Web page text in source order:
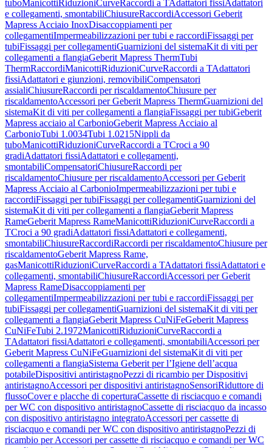
tuboManicottiRiduzioniCurveRaccordi a TAdattatori fissiAdattatori
e collegamenti, smontabiliChiusureRaccordiAccessori Geberit
Mapress Acciaio InoxDisaccoppiamenti per
collegamentiImpermeabilizzazioni per tubi e raccordiFissaggi per
tubiFissaggi per collegamentiGuarnizioni del sistemaKit di viti per
collegamenti a flangiaGeberit Mapress ThermTubi
ThermRaccordiManicottiRiduzioniCurveRaccordi a TAdattatori
fissiAdattatori e giunzioni, removibiliCompensatori
assialiChiusureRaccordi per riscaldamentoChiusure per
riscaldamentoAccessori per Geberit Mapress ThermGuarnizioni del
sistemaKit di viti per collegamenti a flangiaFissaggi per tubiGeberit
Mapress acciaio al CarbonioGeberit Mapress Acciaio al
CarbonioTubi 1.0034Tubi 1.0215Nippli da
tuboManicottiRiduzioniCurveRaccordi a TCroci a 90
gradiAdattatori fissiAdattatori e collegamenti,
smontabiliCompensatoriChiusureRaccordi per
riscaldamentoChiusure per riscaldamentoAccessori per Geberit
Mapress Acciaio al CarbonioImpermeabilizzazioni per tubi e
raccordiFissaggi per tubiFissaggi per collegamentiGuarnizioni del
sistemaKit di viti per collegamenti a flangiaGeberit Mapress
RameGeberit Mapress RameManicottiRiduzioniCurveRaccordi a
TCroci a 90 gradiAdattatori fissiAdattatori e collegamenti,
smontabiliChiusureRaccordiRaccordi per riscaldamentoChiusure per
riscaldamentoGeberit Mapress Rame,
gasManicottiRiduzioniCurveRaccordi a TAdattatori fissiAdattatori e
collegamenti, smontabiliChiusureRaccordiAccessori per Geberit
Mapress RameDisaccoppiamenti per
collegamentiImpermeabilizzazioni per tubi e raccordiFissaggi per
tubiFissaggi per collegamentiGuarnizioni del sistemaKit di viti per
collegamenti a flangiaGeberit Mapress CuNiFeGeberit Mapress
CuNiFeTubi 2.1972ManicottiRiduzioniCurveRaccordi a
TAdattatori fissiAdattatori e collegamenti, smontabiliAccessori per
Geberit Mapress CuNiFeGuarnizioni del sistemaKit di viti per
collegamenti a flangiaSistema Geberit per l’Igiene dell’acqua
potabileDispositivi antiristagnoPezzi di ricambio per Dispositivi
antiristagnoAccessori per dispositivi antiristagnoSensoriRiduttore di
flussoCover e placche di coperturaCassette di risciacquo e comandi
per WC con dispositivo antiristagnoCassette di risciacquo da incasso
con dispositivo antiristagno integratoAccessori per cassette di
risciacquo e comandi per WC con dispositivo antiristagnoPezzi di
ricambio per Accessori per cassette di risciacquo e comandi per WC